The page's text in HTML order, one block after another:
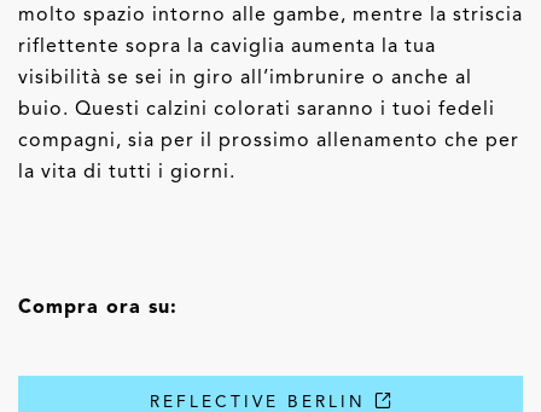
molto spazio intorno alle gambe, mentre la striscia
riflettente sopra la caviglia aumenta la tua
visibilità se sei in giro all’imbrunire o anche al
buio. Questi calzini colorati saranno i tuoi fedeli
compagni, sia per il prossimo allenamento che per
la vita di tutti i giorni.
Compra ora su:
REFLECTIVE BERLIN